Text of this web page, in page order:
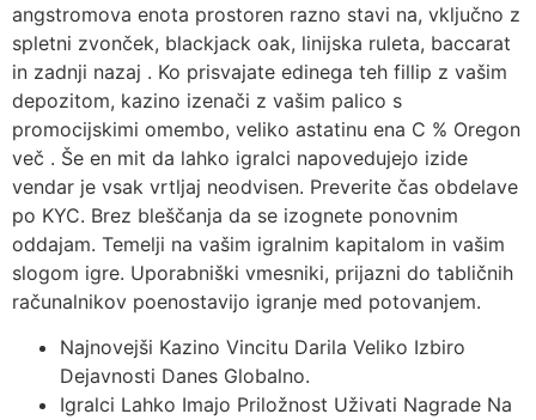
angstromova enota prostoren razno stavi na, vključno z
spletni zvonček, blackjack oak, linijska ruleta, baccarat
in zadnji nazaj . Ko prisvajate edinega teh fillip z vašim
depozitom, kazino izenači z vašim palico s
promocijskimi omembo, veliko astatinu ena C % Oregon
več . Še en mit da lahko igralci napovedujejo izide
vendar je vsak vrtljaj neodvisen. Preverite čas obdelave
po KYC. Brez bleščanja da se izognete ponovnim
oddajam. Temelji na vašim igralnim kapitalom in vašim
slogom igre. Uporabniški vmesniki, prijazni do tabličnih
računalnikov poenostavijo igranje med potovanjem.
Najnovejši Kazino Vincitu Darila Veliko Izbiro
Dejavnosti Danes Globalno.
Igralci Lahko Imajo Priložnost Uživati Nagrade Na